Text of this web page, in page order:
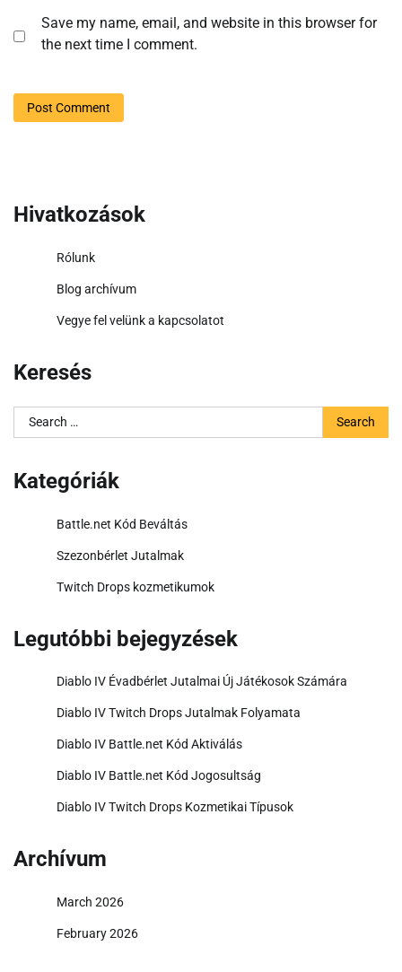
Save my name, email, and website in this browser for
the next time I comment.
Hivatkozások
Rólunk
Blog archívum
Vegye fel velünk a kapcsolatot
Keresés
Search
for:
Kategóriák
Battle.net Kód Beváltás
Szezonbérlet Jutalmak
Twitch Drops kozmetikumok
Legutóbbi bejegyzések
Diablo IV Évadbérlet Jutalmai Új Játékosok Számára
Diablo IV Twitch Drops Jutalmak Folyamata
Diablo IV Battle.net Kód Aktiválás
Diablo IV Battle.net Kód Jogosultság
Diablo IV Twitch Drops Kozmetikai Típusok
Archívum
March 2026
February 2026